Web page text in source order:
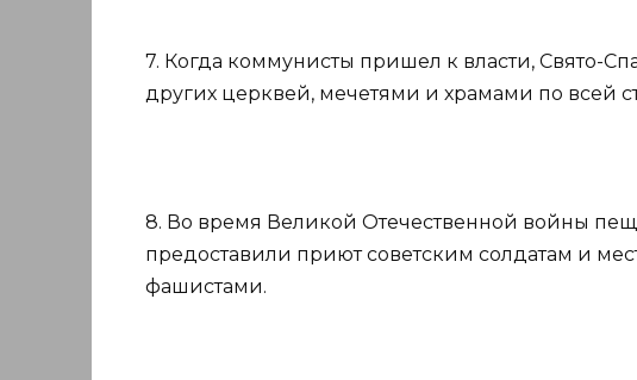
7. Когда коммунисты пришел к власти, Свято-
других церквей, мечетями и храмами по всей
8. Во время Великой Отечественной войны
предоставили приют советским солдатам и
фашистами.